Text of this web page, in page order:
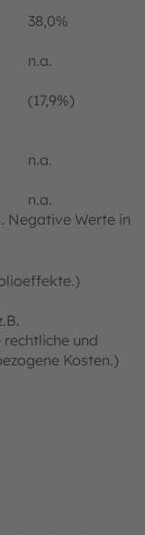
38,0%
n.a.
(17,9%)
n.a.
n.a.
Negative Werte in
und
Kosten.)